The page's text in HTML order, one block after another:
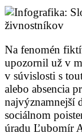
Na fenomén
upozornil už v
v súvislosti s
alebo absencia
najvýznamnejší
sociálnom
úradu Ľubomír